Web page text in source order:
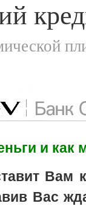
и как
Вам
Вас